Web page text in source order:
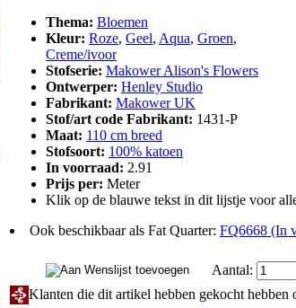
Thema: Bloemen
Kleur: Roze, Geel, Aqua, Groen,
Creme/ivoor
Stofserie: Makower Alison's Flowers
Ontwerper: Henley Studio
Fabrikant: Makower UK
Stof/art code Fabrikant: 1431-P
Maat: 110 cm breed
Stofsoort: 100% katoen
In voorraad: 2.91
Prijs per: Meter
Klik op de blauwe tekst in dit lijstje voor
Ook beschikbaar als Fat Quarter: FQ6668 (In
Aantal:
Klanten die dit artikel hebben gekocht hebben